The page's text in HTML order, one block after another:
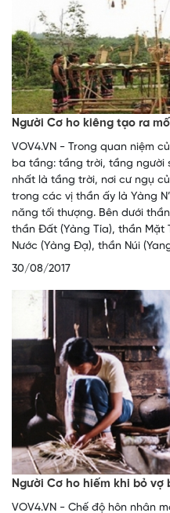
Người Cơ ho kiêng tạo ra
VOV4.VN - Trong quan niệm
ba tầng: tầng trời, tầng người
nhất là tầng trời, nơi cư ngụ
trong các vị thần ấy là Yàng
năng tối thượng. Bên dưới
thần Đất (Yàng Tía), thần Mặt
Nước (Yàng Đạ), thần Núi
30/08/2017
Người Cơ ho hiếm khi bỏ vợ
VOV4.VN - Chế độ hôn nhân